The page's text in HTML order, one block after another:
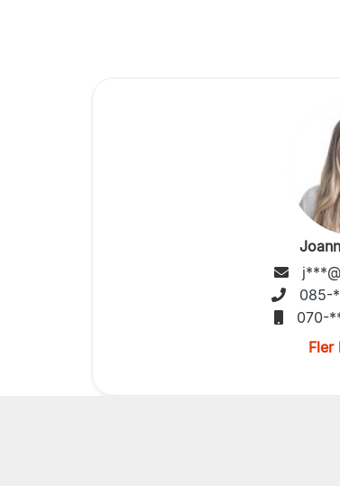
085-
070-
Fler